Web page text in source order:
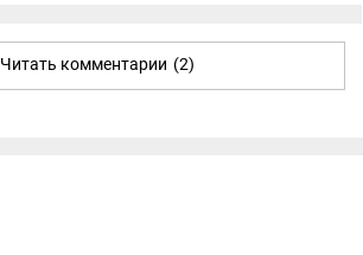
Читать комментарии (2)